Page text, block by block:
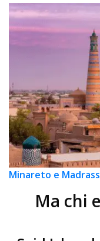
Minareto e
Ma chi